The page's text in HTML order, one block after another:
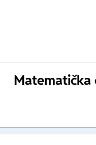
Matematička